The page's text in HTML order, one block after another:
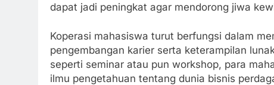
dapat jadi peningkat agar mendorong jiwa
Koperasi mahasiswa turut berfungsi dalam
pengembangan karier serta keterampilan
seperti seminar atau pun workshop, para
ilmu pengetahuan tentang dunia bisnis